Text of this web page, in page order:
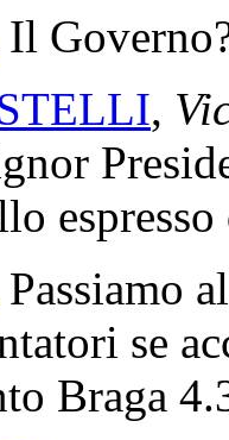
Il
,
Passiamo
se
Braga